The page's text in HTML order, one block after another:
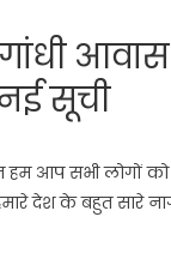
आवास
सूची
हम आप सभी लोगों को
देश के बहुत सारे